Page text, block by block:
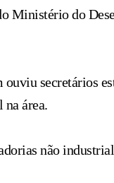
Ministério do
secretários
área.
não